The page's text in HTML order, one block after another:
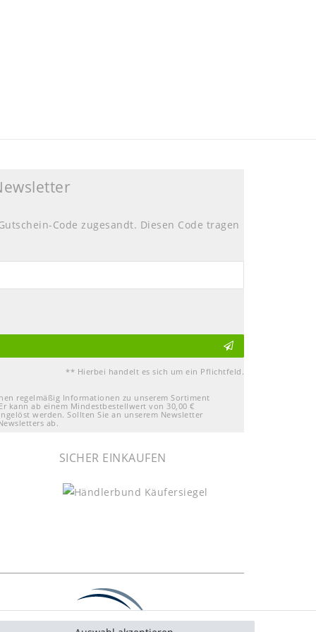
Code zugesandt. Diesen Code tragen
** Hierbei handelt es sich um ein Pflichtfeld.
regelmäßig Informationen zu unserem Sortiment
kann ab einem Mindestbestellwert von 30,00 €
werden. Sollten Sie an unserem Newsletter
ab.
SICHER EINKAUFEN